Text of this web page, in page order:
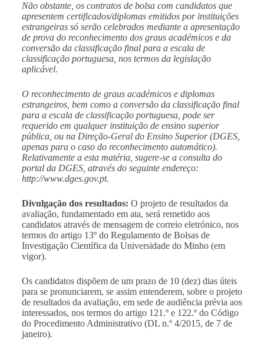
Não obstante, os contratos de bolsa com candidatos que
apresentem certificados/diplomas emitidos por instituições
estrangeiras só serão celebrados mediante a apresentação
de prova do reconhecimento dos graus académicos e da
conversão da classificação final para a escala de
classificação portuguesa, nos termos da legislação
aplicável.
O reconhecimento de graus académicos e diplomas
estrangeiros, bem como a conversão da classificação final
para a escala de classificação portuguesa, pode ser
requerido em qualquer instituição de ensino superior
pública, ou na Direção-Geral do Ensino Superior (DGES,
apenas para o caso do reconhecimento automático).
Relativamente a esta matéria, sugere-se a consulta do
portal da DGES, através do seguinte endereço:
http://www.dges.gov.pt.
Divulgação dos resultados: O projeto de resultados da
avaliação, fundamentado em ata, será remetido aos
candidatos através de mensagem de correio eletrónico, nos
termos do artigo 13º do Regulamento de Bolsas de
Investigação Científica da Universidade do Minho (em
vigor).
Os candidatos dispõem de um prazo de 10 (dez) dias úteis
para se pronunciarem, se assim entenderem, sobre o projeto
de resultados da avaliação, em sede de audiência prévia aos
interessados, nos termos do artigo 121.º e 122.º do Código
do Procedimento Administrativo (DL n.º 4/2015, de 7 de
janeiro).